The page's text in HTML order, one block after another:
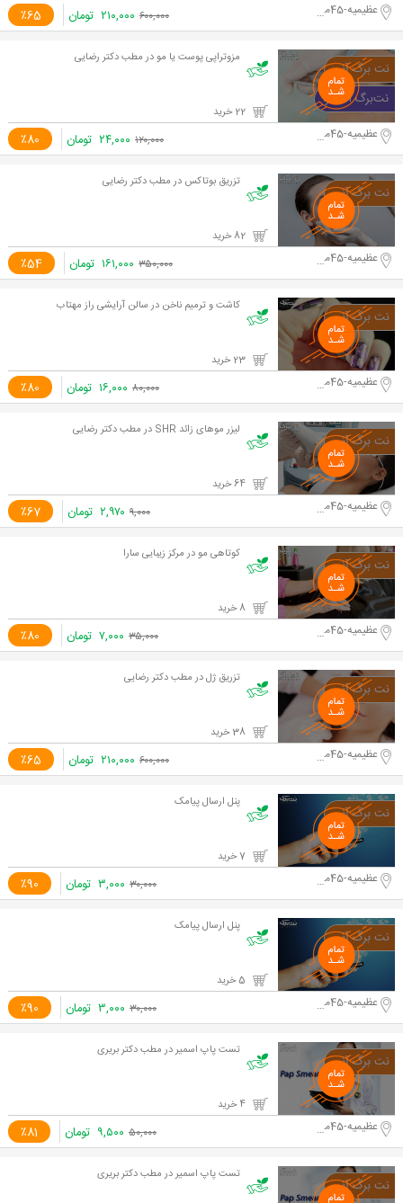
٪65 عظیمیه-45متری کاج ۶۰۰,۰۰۰ ۲۱۰,۰۰۰ تومان
مزوتراپی پوست یا مو در مطب دکتر رضایی
٪80 عظیمیه-45متری کاج ۱۲۰,۰۰۰ ۲۴,۰۰۰ تومان
تزریق بوتاکس در مطب دکتر رضایی
٪54 عظیمیه-45متری کاج ۳۵۰,۰۰۰ ۱۶۱,۰۰۰ تومان
کاشت و ترمیم ناخن در سالن آرایشی راز مهتاب
٪80 عظیمیه-45متری کاج ۸۰,۰۰۰ ۱۶,۰۰۰ تومان
لیزر موهای زائد SHR در مطب دکتر رضایی
٪67 عظیمیه-45متری کاج ۹,۰۰۰ ۲,۹۷۰ تومان
کوتاهی مو در مرکز زیبایی سارا
٪80 عظیمیه-45متری کاج ۳۵,۰۰۰ ۷,۰۰۰ تومان
تزریق ژل در مطب دکتر رضایی
٪65 عظیمیه-45متری کاج ۶۰۰,۰۰۰ ۲۱۰,۰۰۰ تومان
پنل ارسال پیامک
٪90 عظیمیه-45متری کاج ۳۰,۰۰۰ ۳,۰۰۰ تومان
پنل ارسال پیامک
٪90 عظیمیه-45متری کاج ۳۰,۰۰۰ ۳,۰۰۰ تومان
تست پاپ اسمیر در مطب دکتر بریری
٪81 عظیمیه-45متری کاج ۵۰,۰۰۰ ۹,۵۰۰ تومان
تست پاپ اسمیر در مطب دکتر بریری